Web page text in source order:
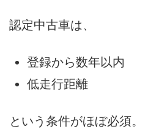
認定中古車は、
登録から数年以内
低走行距離
という条件がほぼ必須。